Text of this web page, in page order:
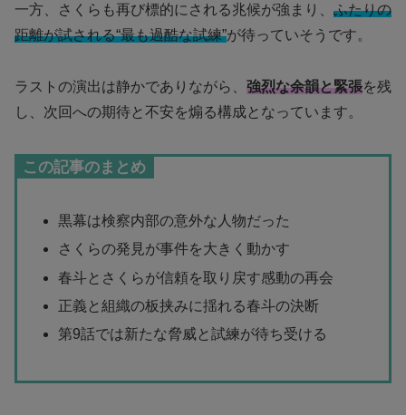
一方、さくらも再び標的にされる兆候が強まり、 ふたりの
距離が試される“最も過酷な試練”が待っていそうです。
ラストの演出は静かでありながら、 強烈な余韻と緊張を残
し、次回への期待と不安を煽る構成となっています。
この記事のまとめ
黒幕は検察内部の意外な人物だった
さくらの発見が事件を大きく動かす
春斗とさくらが信頼を取り戻す感動の再会
正義と組織の板挟みに揺れる春斗の決断
第9話では新たな脅威と試練が待ち受ける